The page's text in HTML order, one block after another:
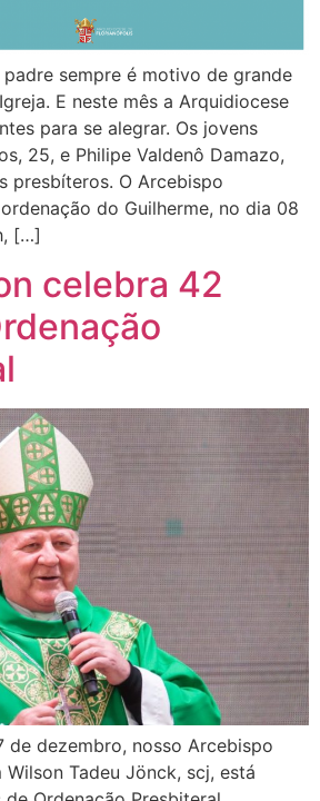
sempre é motivo de grande
E neste mês a Arquidiocese
para se alegrar. Os jovens
25, e Philipe Valdenô Damazo,
presbíteros. O Arcebispo
do Guilherme, no dia 08
[…]
celebra 42
de dezembro, nosso Arcebispo
Tadeu Jönck, scj, está